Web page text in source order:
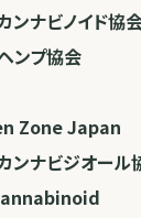
ンナビノイド協
ンプ協会
Zone Japan
ンナビジオール